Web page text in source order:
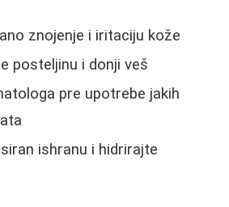
znojenje i iritaciju kože
posteljinu i donji veš
pre upotrebe jakih
ishranu i hidrirajte